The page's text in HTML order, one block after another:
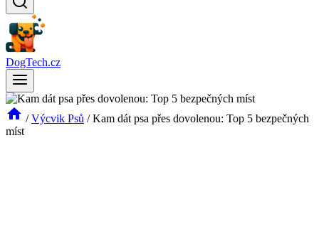
DogTech.cz
/ Výcvik Psů / Kam dát psa přes dovolenou: Top 5 bezpečných
míst